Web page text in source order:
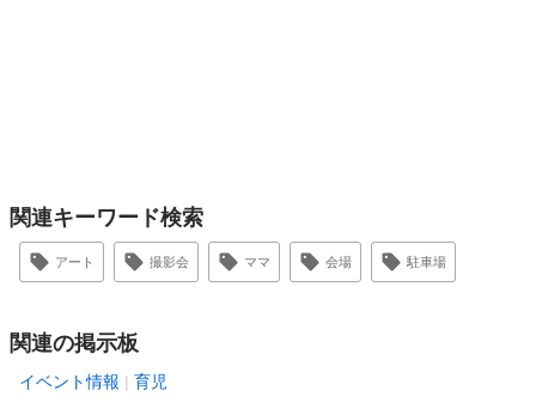
関連キーワード検索
アート 撮影会 ママ 会場 駐車場
関連の掲示板
イベント情報 育児